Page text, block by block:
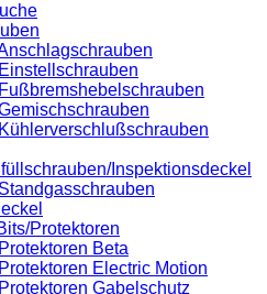
Inspektionsdeckel
Protektoren
Beta
Electric Motion
Gabelschutz